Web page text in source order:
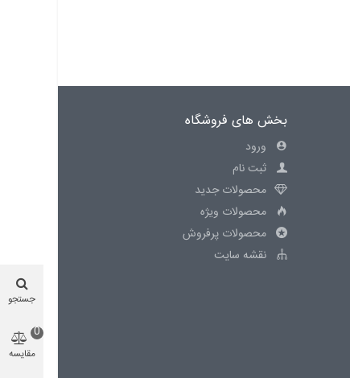
بخش های فروشگاه
ورود
ثبت نام
محصولات جدید
محصولات ویژه
محصولات پرفروش
نقشه سایت
جستجو
مقایسه
0